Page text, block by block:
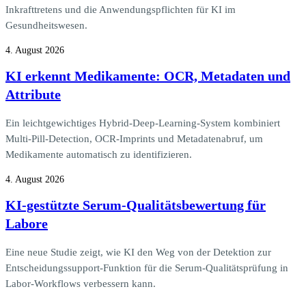
Inkrafttretens und die Anwendungspflichten für KI im
Gesundheitswesen.
4. August 2026
KI erkennt Medikamente: OCR, Metadaten und
Attribute
Ein leichtgewichtiges Hybrid-Deep-Learning-System kombiniert
Multi-Pill-Detection, OCR-Imprints und Metadatenabruf, um
Medikamente automatisch zu identifizieren.
4. August 2026
KI-gestützte Serum-Qualitätsbewertung für
Labore
Eine neue Studie zeigt, wie KI den Weg von der Detektion zur
Entscheidungssupport-Funktion für die Serum-Qualitätsprüfung in
Labor-Workflows verbessern kann.